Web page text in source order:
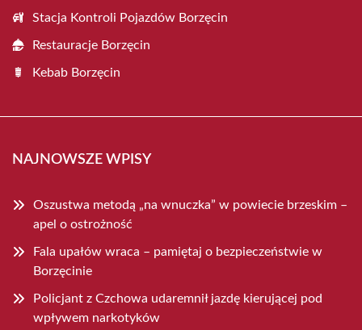
Stacja Kontroli Pojazdów Borzęcin
Restauracje Borzęcin
Kebab Borzęcin
NAJNOWSZE WPISY
Oszustwa metodą „na wnuczka” w powiecie brzeskim –
apel o ostrożność
Fala upałów wraca – pamiętaj o bezpieczeństwie w
Borzęcinie
Policjant z Czchowa udaremnił jazdę kierującej pod
wpływem narkotyków